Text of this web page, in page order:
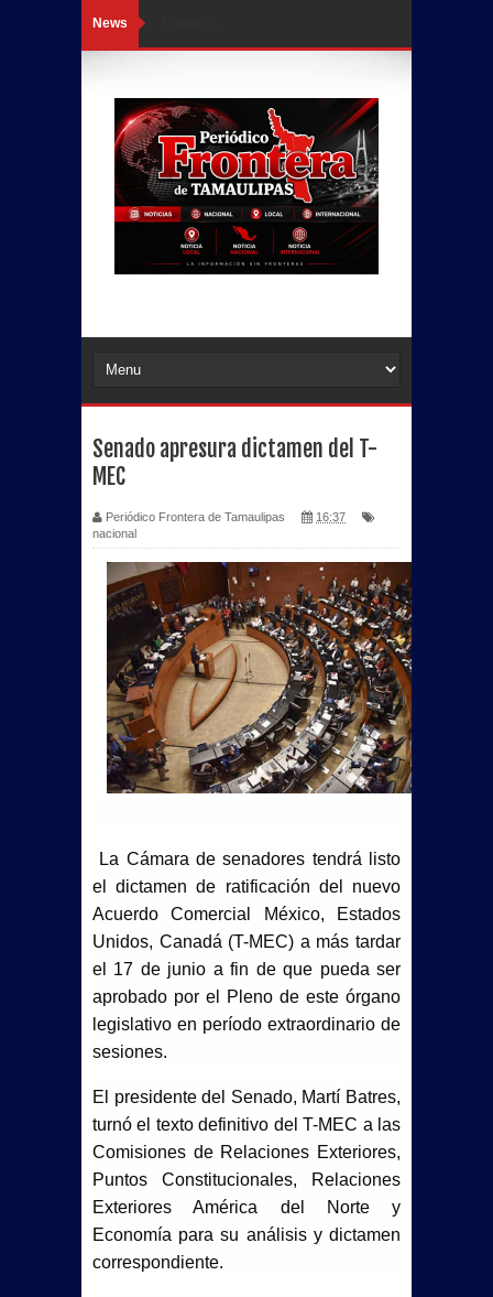
News
Senado apresura dictamen del T-
MEC
Periódico Frontera de Tamaulipas
16:37
nacional
La Cámara de senadores tendrá listo
el dictamen de ratificación del nuevo
Acuerdo Comercial México, Estados
Unidos, Canadá (T-MEC) a más tardar
el 17 de junio a fin de que pueda ser
aprobado por el Pleno de este órgano
legislativo en período extraordinario de
sesiones.
El presidente del Senado, Martí Batres,
turnó el texto definitivo del T-MEC a las
Comisiones de Relaciones Exteriores,
Puntos Constitucionales, Relaciones
Exteriores América del Norte y
Economía para su análisis y dictamen
correspondiente.